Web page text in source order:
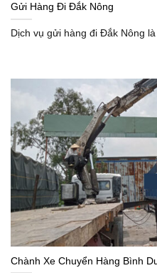
Gửi Hàng Đi Đắk Nông
Dịch vụ gửi hàng đi Đắk Nông
Chành Xe Chuyển Hàng Bình